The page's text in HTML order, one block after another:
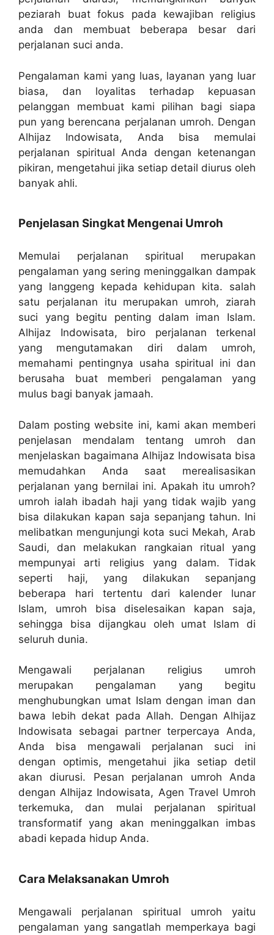
peziarah buat fokus pada kewajiban religius
anda dan membuat beberapa besar dari
perjalanan suci anda.
Pengalaman kami yang luas, layanan yang luar
biasa, dan loyalitas terhadap kepuasan
pelanggan membuat kami pilihan bagi siapa
pun yang berencana perjalanan umroh. Dengan
Alhijaz Indowisata, Anda bisa memulai
perjalanan spiritual Anda dengan ketenangan
pikiran, mengetahui jika setiap detail diurus oleh
banyak ahli.
Penjelasan Singkat Mengenai Umroh
Memulai perjalanan spiritual merupakan
pengalaman yang sering meninggalkan dampak
yang langgeng kepada kehidupan kita. salah
satu perjalanan itu merupakan umroh, ziarah
suci yang begitu penting dalam iman Islam.
Alhijaz Indowisata, biro perjalanan terkenal
yang mengutamakan diri dalam umroh,
memahami pentingnya usaha spiritual ini dan
berusaha buat memberi pengalaman yang
mulus bagi banyak jamaah.
Dalam posting website ini, kami akan memberi
penjelasan mendalam tentang umroh dan
menjelaskan bagaimana Alhijaz Indowisata bisa
memudahkan Anda saat merealisasikan
perjalanan yang bernilai ini. Apakah itu umroh?
umroh ialah ibadah haji yang tidak wajib yang
bisa dilakukan kapan saja sepanjang tahun. Ini
melibatkan mengunjungi kota suci Mekah, Arab
Saudi, dan melakukan rangkaian ritual yang
mempunyai arti religius yang dalam. Tidak
seperti haji, yang dilakukan sepanjang
beberapa hari tertentu dari kalender lunar
Islam, umroh bisa diselesaikan kapan saja,
sehingga bisa dijangkau oleh umat Islam di
seluruh dunia.
Mengawali perjalanan religius umroh
merupakan pengalaman yang begitu
menghubungkan umat Islam dengan iman dan
bawa lebih dekat pada Allah. Dengan Alhijaz
Indowisata sebagai partner terpercaya Anda,
Anda bisa mengawali perjalanan suci ini
dengan optimis, mengetahui jika setiap detil
akan diurusi. Pesan perjalanan umroh Anda
dengan Alhijaz Indowisata, Agen Travel Umroh
terkemuka, dan mulai perjalanan spiritual
transformatif yang akan meninggalkan imbas
abadi kepada hidup Anda.
Cara Melaksanakan Umroh
Mengawali perjalanan spiritual umroh yaitu
pengalaman yang sangatlah memperkaya bagi